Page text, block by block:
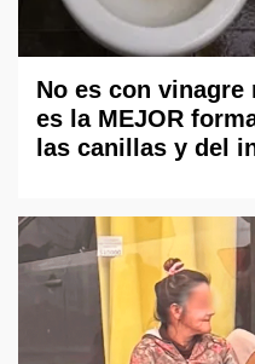
No es con
es la MEJOR
las canillas y del